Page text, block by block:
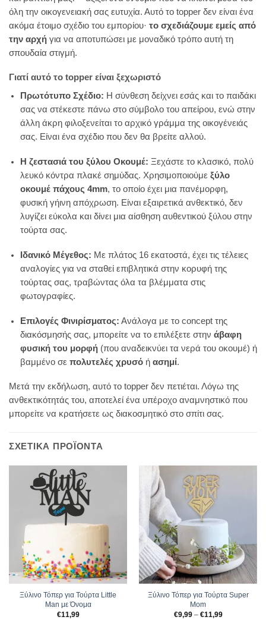
όλη την οικογενειακή σας ευτυχία. Αυτό το topper δεν είναι ένα
ακόμα έτοιμο σχέδιο του εμπορίου· το σχεδιάζουμε εμείς από
την αρχή για να αποτυπώσει με μοναδικό τρόπο αυτή τη
σπουδαία στιγμή.
Γιατί αυτό το topper είναι ξεχωριστό
Πρωτότυπο Σχέδιο: Η σύνθεση δείχνει εσάς και το παιδάκι
σας να στέκεστε πάνω στο σύμβολο του απείρου, ενώ στην
άλλη άκρη φιλοξενείται το αρχικό γράμμα της οικογένειάς
σας. Είναι ένα σχέδιο που δεν θα βρείτε αλλού.
Η ζεστασιά του ξύλου Οκουμέ: Ξεχάστε το κλασικό, πολύ
λευκό κόντρα πλακέ σημύδας. Χρησιμοποιούμε ξύλο
οκουμέ πάχους 4mm, το οποίο έχει μια πανέμορφη,
φυσική γήινη απόχρωση. Είναι εξαιρετικά ανθεκτικό, δεν
λυγίζει εύκολα και δίνει μια αίσθηση αυθεντικού ξύλου στην
τούρτα σας.
Ιδανικό Μέγεθος: Με πλάτος 16 εκατοστά, έχει τις τέλειες
αναλογίες για να σταθεί επιβλητικά στην κορυφή της
τούρτας σας, τραβώντας όλα τα βλέμματα στις
φωτογραφίες.
Επιλογές Φινιρίσματος: Ανάλογα με το concept της
διακόσμησής σας, μπορείτε να το επιλέξετε στην άβαφη
φυσική του μορφή(που αναδεικνύει τα νερά του οκουμέ) ή
βαμμένο σε πολυτελές χρυσόή ασημί.
Μετά την εκδήλωση, αυτό το topper δεν πετιέται. Λόγω της
ανθεκτικότητάς του, αποτελεί ένα υπέροχο αναμνηστικό που
μπορείτε να κρατήσετε ως διακοσμητικό στο σπίτι σας.
ΣΧΕΤΙΚΆ ΠΡΟΪΌΝΤΑ
Ξύλινο Τόπερ για Τούρτα Little
Man με Όνομα
€11,99
Ξύλινο Τόπερ για Τούρτα Super
Mom
€9,99 – €11,99Price